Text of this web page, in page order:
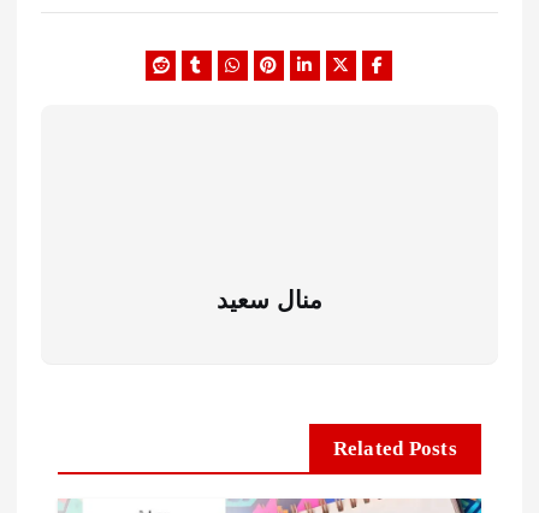
منال سعيد
Related Posts